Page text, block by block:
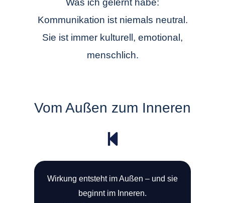
Was ich gelernt habe:
Kommunikation ist niemals neutral.
Sie ist immer kulturell, emotional,
menschlich.
Vom Außen zum Inneren
Wirkung entsteht im Außen – und sie
beginnt im Inneren.